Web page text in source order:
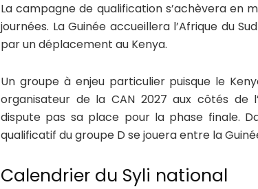
La campagne de qualification s’achèvera en
journées. La Guinée accueillera l’Afrique du
par un déplacement au Kenya.
Un groupe à enjeu particulier puisque le
organisateur de la CAN 2027 aux côtés de
dispute pas sa place pour la phase finale.
qualificatif du groupe D se jouera entre la
Calendrier du Syli national